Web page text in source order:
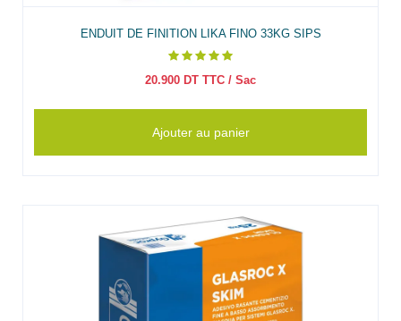
ENDUIT DE FINITION LIKA FINO 33KG SIPS
20.900 DT TTC / Sac
Ajouter au panier